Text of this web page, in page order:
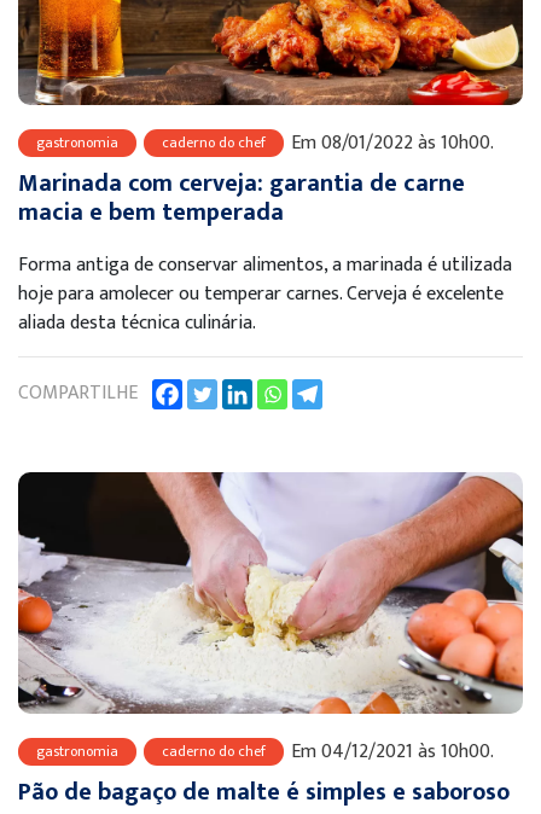
gastronomia caderno do chef Em 08/01/2022 às 10h00.
Marinada com cerveja: garantia de carne
macia e bem temperada
Forma antiga de conservar alimentos, a marinada é utilizada
hoje para amolecer ou temperar carnes. Cerveja é excelente
aliada desta técnica culinária.
COMPARTILHE
gastronomia caderno do chef Em 04/12/2021 às 10h00.
Pão de bagaço de malte é simples e saboroso